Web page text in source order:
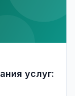
услуг: